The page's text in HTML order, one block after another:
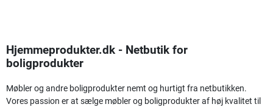
Hjemmeprodukter.dk - Netbutik for
boligprodukter
Møbler og andre boligprodukter nemt og hurtigt fra netbutikken.
Vores passion er at sælge møbler og boligprodukter af høj kvalitet til